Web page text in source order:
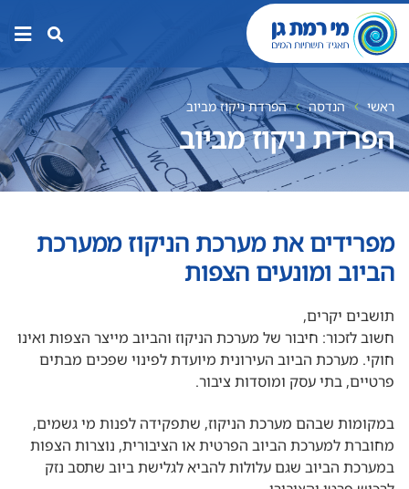
ראשי הנדסה הפרדת ניקוז מביוב
הפרדת ניקוז מביוב
מפרידים את מערכת הניקוז ממערכת
הביוב ומונעים הצפות
תושבים יקרים,
חשוב לזכור: חיבור של מערכת הניקוז והביוב מייצר הצפות ואינו
חוקי. מערכת הביוב העירונית מיועדת לפינוי שפכים מבתים
פרטיים, בתי עסק ומוסדות ציבור.
במקומות שבהם מערכת הניקוז, שתפקידה לפנות מי גשמים,
מחוברת למערכת הביוב הפרטית או הציבורית, נוצרות הצפות
במערכת הביוב שגם עלולות להביא לגלישת ביוב שתסב נזק